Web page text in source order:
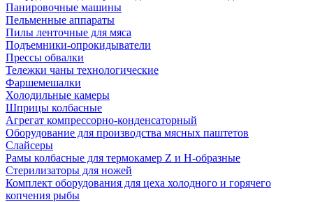
Панировочные машины
Пельменные аппараты
Пилы ленточные для мяса
Подъемники-опрокидыватели
Прессы обвалки
Тележки чаны технологические
Фаршемешалки
Холодильные камеры
Шприцы колбасные
Агрегат компрессорно-конденсаторный
Оборудование для производства мясных паштетов
Слайсеры
Рамы колбасные для термокамер Z и H-образные
Стерилизаторы для ножей
Комплект оборудования для цеха холодного и горячего
копчения рыбы